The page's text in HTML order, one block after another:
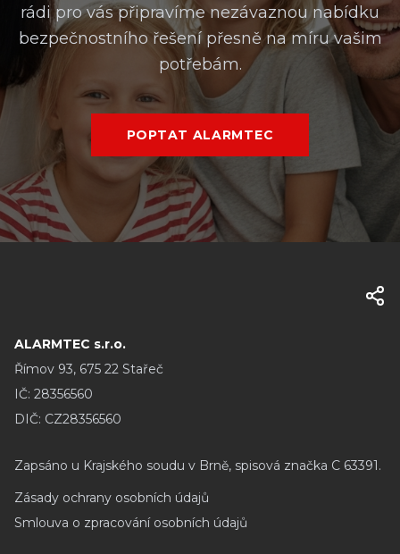
rádi pro vás připravíme nezávaznou nabídku
bezpečnostního řešení přesně na míru vašim
potřebám.
POPTAT ALARMTEC
ALARMTEC s.r.o.
Římov 93, 675 22 Stařeč
IČ: 28356560
DIČ: CZ28356560
Zapsáno u Krajského soudu v Brně, spisová značka C 63391.
Zásady ochrany osobních údajů
Smlouva o zpracování osobních údajů